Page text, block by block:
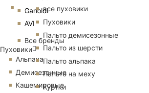
Garioldi
AVI
Все бренды
Альпака
Демисезонные
Кашемировые
Пуховики
все пуховики
Пуховики
Пальто демисезонные
Пальто из шерсти
Пальто альпака
Пальто на меху
Куртки